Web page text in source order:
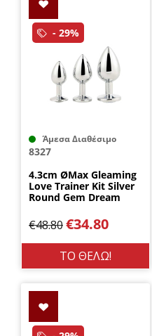
- 29%
Άμεσα Διαθέσιμο
8327
4.3cm ØMax Gleaming
Love Trainer Kit Silver
Round Gem Dream
€48.80€34.80
ΤΟ ΘΕΛΩ!